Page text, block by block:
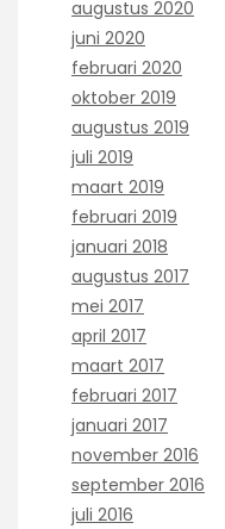
augustus 2020
juni 2020
februari 2020
oktober 2019
augustus 2019
juli 2019
maart 2019
februari 2019
januari 2018
augustus 2017
mei 2017
april 2017
maart 2017
februari 2017
januari 2017
november 2016
september 2016
juli 2016